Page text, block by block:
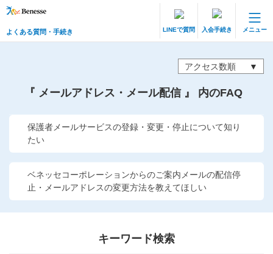
よくある質問・手続き LINEで質問 入会手続き メニュー
登録情報の変更・各種お手続き
会員ページへログイン
お客様サポート(手続き・照会)
よくある質問・お問い合わせ
カテゴリーから探す
アクセス数順
『 メールアドレス・メール配信 』 内のFAQ
保護者メールサービスの登録・変更・停止について知り
たい
ベネッセコーポレーションからのご案内メールの配信停
止・メールアドレスの変更方法を教えてほしい
キーワード検索